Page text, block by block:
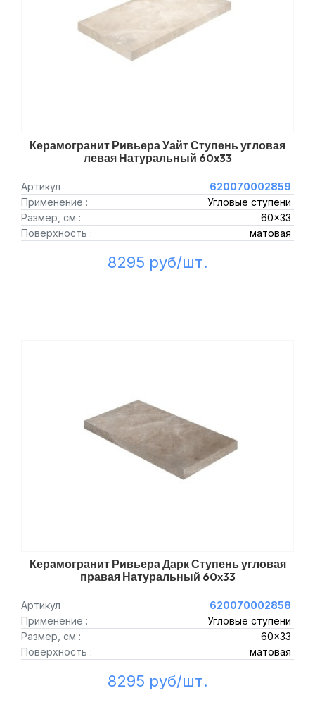
Керамогранит Ривьера Уайт Ступень угловая
левая Натуральный 60x33
Артикул
620070002859
Применение :
Угловые ступени
Размер, см :
60x33
Поверхность :
матовая
8295 руб/шт.
Керамогранит Ривьера Дарк Ступень угловая
правая Натуральный 60x33
Артикул
620070002858
Применение :
Угловые ступени
Размер, см :
60x33
Поверхность :
матовая
8295 руб/шт.